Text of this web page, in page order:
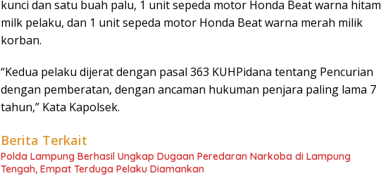
kunci dan satu buah palu, 1 unit sepeda motor Honda Beat warna hitam
milk pelaku, dan 1 unit sepeda motor Honda Beat warna merah milik
korban.
“Kedua pelaku dijerat dengan pasal 363 KUHPidana tentang Pencurian
dengan pemberatan, dengan ancaman hukuman penjara paling lama 7
tahun,” Kata Kapolsek.
Berita Terkait
Polda Lampung Berhasil Ungkap Dugaan Peredaran Narkoba di Lampung
Tengah, Empat Terduga Pelaku Diamankan